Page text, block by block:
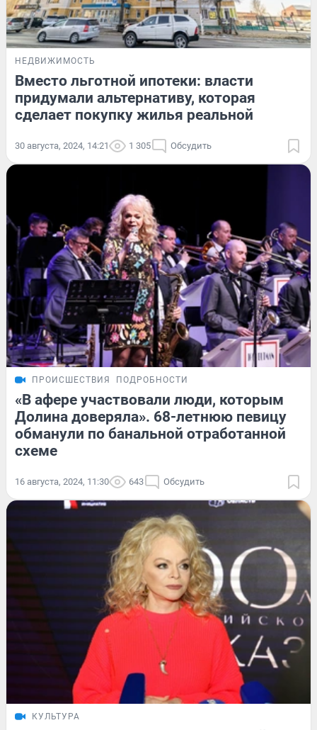
НЕДВИЖИМОСТЬ
Вместо льготной ипотеки: власти
придумали альтернативу, которая
сделает покупку жилья реальной
30 августа, 2024, 14:21 1 305 Обсудить
ПРОИСШЕСТВИЯ ПОДРОБНОСТИ
«В афере участвовали люди, которым
Долина доверяла». 68-летнюю певицу
обманули по банальной отработанной
схеме
16 августа, 2024, 11:30 643 Обсудить
КУЛЬТУРА